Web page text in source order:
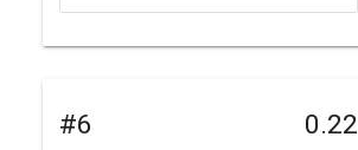
#6 0.22